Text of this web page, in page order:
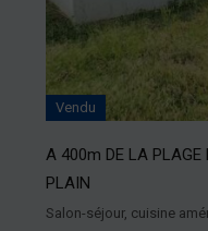
Vendu
A 400m DE LA PLAGE
PLAIN
Salon-séjour, cuisine